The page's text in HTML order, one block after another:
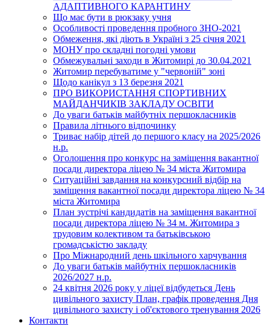
АДАПТИВНОГО КАРАНТИНУ
Що має бути в рюкзаку учня
Особливості проведення пробного ЗНО-2021
Обмеження, які діють в Україні з 25 січня 2021
МОНУ про складні погодні умови
Обмежувальні заходи в Житомирі до 30.04.2021
Житомир перебуватиме у "червоній" зоні
Щодо канікул з 13 березня 2021
ПРО ВИКОРИСТАННЯ СПОРТИВНИХ
МАЙДАНЧИКІВ ЗАКЛАДУ ОСВІТИ
До уваги батьків майбутніх першокласників
Правила літнього відпочинку
Триває набір дітей до першого класу на 2025/2026
н.р.
Оголошення про конкурс на заміщення вакантної
посади директора ліцею № 34 міста Житомира
Ситуаційні завдання на конкурсний відбір на
заміщення вакантної посади директора ліцею № 34
міста Житомира
План зустрічі кандидатів на заміщення вакантної
посади директора ліцею № 34 м. Житомира з
трудовим колективом та батьківською
громадськістю закладу
Про Міжнародний день шкільного харчування
До уваги батьків майбутніх першокласників
2026/2027 н.р.
24 квітня 2026 року у ліцеї відбудеться День
цивільного захисту План, графік проведення Дня
цивільного захисту і об'єктового тренування 2026
Контакти